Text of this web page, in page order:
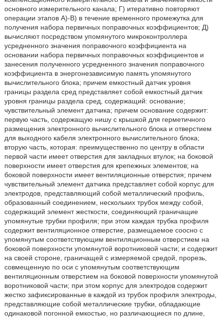
основного измерительного канала; Г) итеративно повторяют
операции этапов А)-В) в течение временного промежутка для
получения набора первичных поправочных коэффициентов; Д)
вычисляют посредством упомянутого микроконтроллера
усредненного значения поправочного коэффициента на
основании набора первичных поправочных коэффициентов и
занесения полученного усредненного значения поправочного
коэффициента в энергонезависимую память упомянутого
вычислительного блока; причем емкостный датчик уровня
границы раздела сред представляет собой емкостный датчик
уровня границы раздела сред, содержащий: основание;
чувствительный элемент датчика; причем основание содержит:
первую часть, содержащую нишу с крышкой для герметичного
размещения электронного вычислительного блока и отверстием
для выходного кабеля электронного вычислительного блока;
вторую часть, которая: преимущественно по центру в области
первой части имеет отверстия для закладных втулок; на боковой
поверхности имеет отверстия для крепежных элементов; на
боковой поверхности имеет вентиляционные отверстия; причем
чувствительный элемент датчика представляет собой корпус для
электродов, представляющий собой металлический профиль,
образованный соединением, нескольких трубок между собой,
содержащий элемент жесткости, соединяющий граничащие
упомянутые трубки профиля; при этом каждая трубка профиля
содержит вентиляционное отверстие, размещаемое соосно с
упомянутым соответствующим вентиляционным отверстием на
боковой поверхности упомянутой воротниковой части; и содержит
на своей стороне, граничащей с измеряемой средой, прорезь,
совмещенную по оси с упомянутым соответствующим
вентиляционным отверстием на боковой поверхности упомянутой
воротниковой части; при этом корпус для электродов содержит
жестко зафиксированные в каждой из трубок профиля электроды,
представляющие собой металлические трубки, обладающие
одинаковой погонной емкостью, но различающиеся по длине,